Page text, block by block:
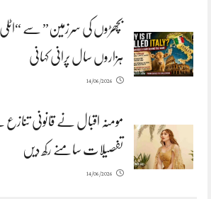
بچھڑوں کی سرزمین” سے
ہزاروں سال پرانی کہانی
14/06/2026
مومنہ اقبال نے قانونی
تفصیلات سامنے رکھ دیں
14/06/2026